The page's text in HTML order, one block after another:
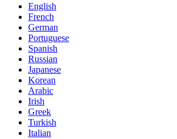
English
French
German
Portuguese
Spanish
Russian
Japanese
Korean
Arabic
Irish
Greek
Turkish
Italian